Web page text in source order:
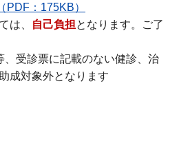
PDF：175KB）
は、
自己負担となります。ご了
受診票に記載のない健診、治
成対象外となります